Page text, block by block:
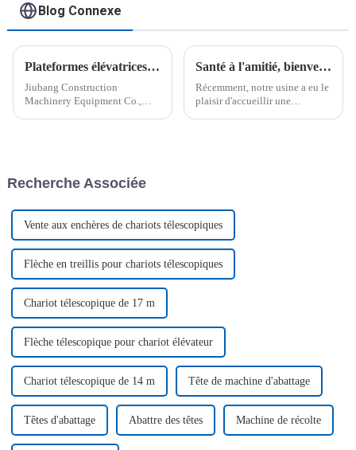
Blog Connexe
Plateformes élévatrices sur mesure livrées en Azerbaïdjan, d'une qualité supérieure
Jiubang Construction
Machinery Equipment Co.,
élévatrices blanches
Santé à l'amitié, bienvenue aux clients d'Asie centrale pour nous rendre visite
Récemment, notre usine a eu le
plaisir d'accueillir une
Recherche Associée
Vente aux enchères de chariots télescopiques
Flèche en treillis pour chariots télescopiques
Chariot télescopique de 17 m
Flèche télescopique pour chariot élévateur
Chariot télescopique de 14 m Tête de machine d'abattage
Têtes d'abattage Abattre des têtes Machine de récolte